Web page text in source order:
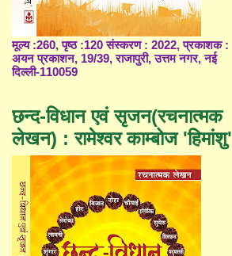
मूल्य :260, पृष्ठ :120 संस्करण : 2022, प्रकाशक :
अयन प्रकाशन, 19/39, राजापुरी, उत्तम नगर, नई
दिल्ली-110059
छन्द-विधान एवं सृजन(रचनात्मक
लेखन) : रामेश्वर काम्बोज 'हिमांशु'